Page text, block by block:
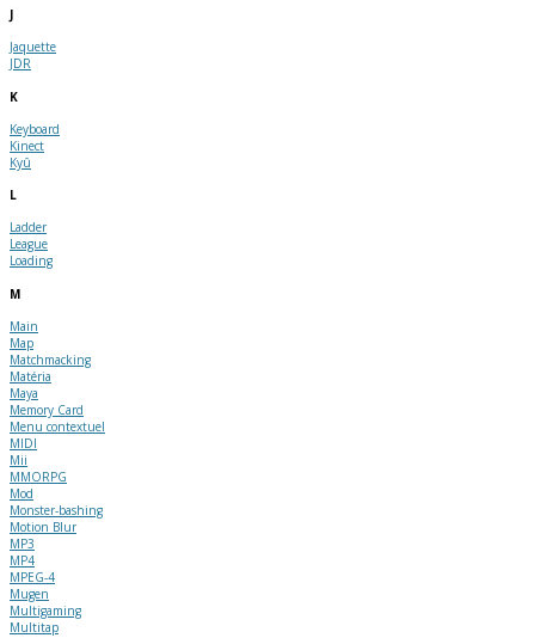
J
Jaquette
JDR
K
Keyboard
Kinect
Kyû
L
Ladder
League
Loading
M
Main
Map
Matchmacking
Matéria
Maya
Memory Card
Menu contextuel
MIDI
Mii
MMORPG
Mod
Monster-bashing
Motion Blur
MP3
MP4
MPEG-4
Mugen
Multigaming
Multitap